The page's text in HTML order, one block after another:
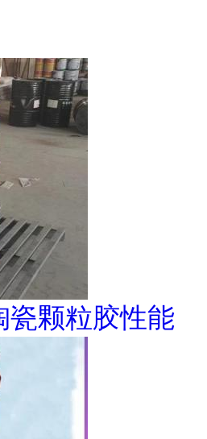
瓷颗粒胶性能